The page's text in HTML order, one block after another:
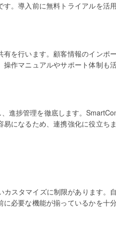
。導入前に無料トライアルを活
を行います。顧客情報のインポ
作マニュアルやサポート体制も
進捗管理を徹底します。
になるため、連携強化に役立ち
スタマイズに制限があります。
必要な機能が揃っているかを十